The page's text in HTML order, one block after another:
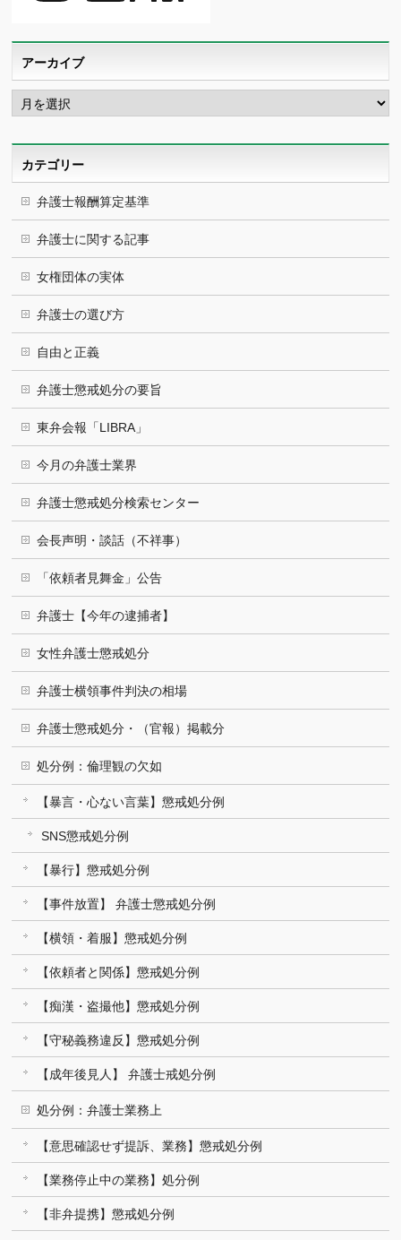
アーカイブ
ア
ー
カ
カテゴリー
弁護士報酬算定基準
弁護士に関する記事
女権団体の実体
弁護士の選び方
自由と正義
弁護士懲戒処分の要旨
東弁会報「LIBRA」
今月の弁護士業界
弁護士懲戒処分検索センター
会長声明・談話（不祥事）
「依頼者見舞金」公告
弁護士【今年の逮捕者】
女性弁護士懲戒処分
弁護士横領事件判決の相場
弁護士懲戒処分・（官報）掲載分
処分例：倫理観の欠如
【暴言・心ない言葉】懲戒処分例
SNS懲戒処分例
【暴行】懲戒処分例
【事件放置】 弁護士懲戒処分例
【横領・着服】懲戒処分例
【依頼者と関係】懲戒処分例
【痴漢・盗撮他】懲戒処分例
【守秘義務違反】懲戒処分例
【成年後見人】 弁護士戒処分例
処分例：弁護士業務上
【意思確認せず提訴、業務】懲戒処分例
【業務停止中の業務】処分例
【非弁提携】懲戒処分例